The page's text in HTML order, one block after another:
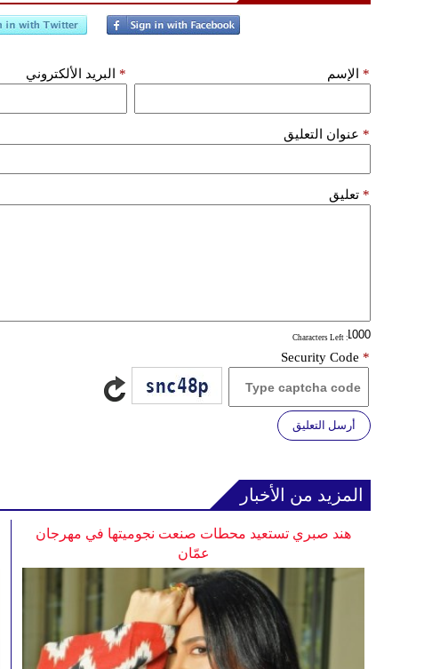
الإسم * البريد الألكتروني *
عنوان التعليق *
تعليق *
: Characters Left
Security Code *
أرسل التعليق
المزيد من الأخبار
هند صبري تستعيد محطات صنعت نجوميتها في مهرجان
عمّان